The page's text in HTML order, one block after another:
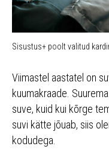
Sisustus+ poolt valitud
Viimastel aastatel on
kuumakraade.
suve, kuid kui kõrge
suvi kätte jõuab, siis
kodudega.